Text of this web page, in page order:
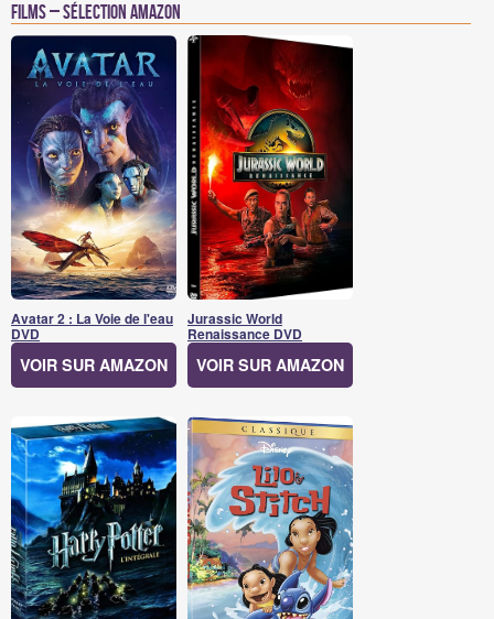
Films – Sélection Amazon
Avatar 2 : La Voie de l'eau
DVD
VOIR SUR AMAZON
Jurassic World
Renaissance DVD
VOIR SUR AMAZON